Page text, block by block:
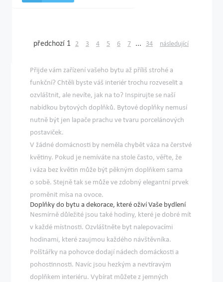
předchozí 1 2 3 4 5 6 7 ... 34 následující
Přijde vám zařízení vašeho bytu až příliš strohé a
funkční? Chtěli byste váš interiér trochu rozveselit a
ozvláštnit, ale nevíte, jak na to? Inspirujte se naší
nabídkou bytových doplňků. Bytové doplňky nemusí
nutně být jen lapače prachu ve tvaru porcelánových
postaviček.
V žádné domácnosti by neměla chybět váza na čerstvé
květiny. Pokud je nemíváte na stole často, věřte, že
i váza bez květin může být pěkným doplňkem sama
o sobě. Stejně tak se může ve zdobný elegantní prvek
proměnit mísa na ovoce.
Doplňky do bytu a dekorace, které oživí Vaše bydlení
Nesmírně důležité jsou také hodiny, které je dobré mít
v každé místnosti. Ozvláštněte byt nalepovacími
hodinami, které zaujmou každého návštěvníka.
Polštářky na pohovce dodají nádech domáckosti a
pohostinnosti. Navíc jsou hezkým a nevtíravým
doplňkem interiéru. Vybírat můžete z jemných